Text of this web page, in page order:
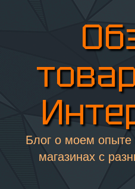
Блог о моем опыте
магазинах с